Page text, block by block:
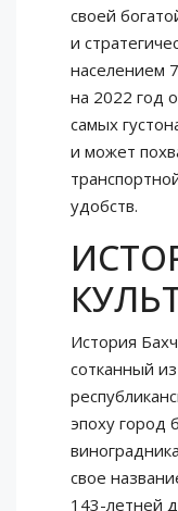
своей
и
населением
на 2022 год
самых
и может
удобств.
История
сотканный
эпоху город
свое
143-летней